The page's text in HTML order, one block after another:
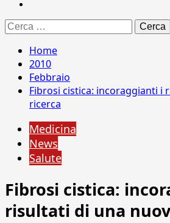
Ricerca
per:
Home
2010
Febbraio
Fibrosi cistica: incoraggianti i
ricerca
Medicina
News
Salute
Fibrosi cistica:
risultati di una